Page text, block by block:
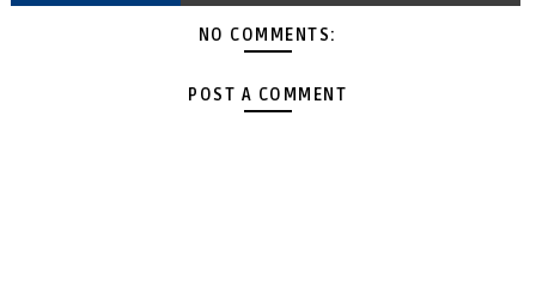
NO COMMENTS:
POST A COMMENT